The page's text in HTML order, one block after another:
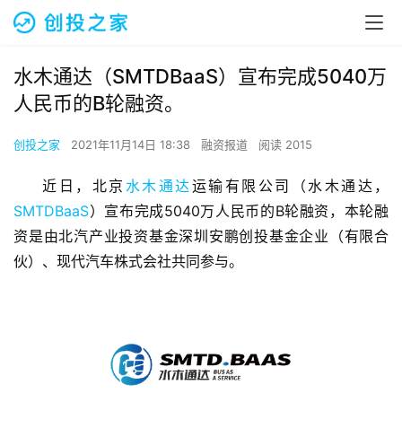
水木通达（SMTDBaaS）宣布完成5040万
人民币的B轮融资。
创投之家 2021年11月14日 18:38 融资报道 阅读 2015
近日，北京 水木通达运输有限公司（水木通达，
SMTDBaaS）宣布完成5040万人民币的B轮融资，本轮融
资是由北汽产业投资基金深圳安鹏创投基金企业（有限合
伙）、现代汽车株式会社共同参与。